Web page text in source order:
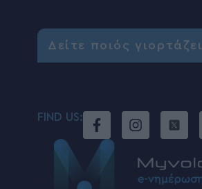
Δείτε ποιός γιορτάζει
FIND US: